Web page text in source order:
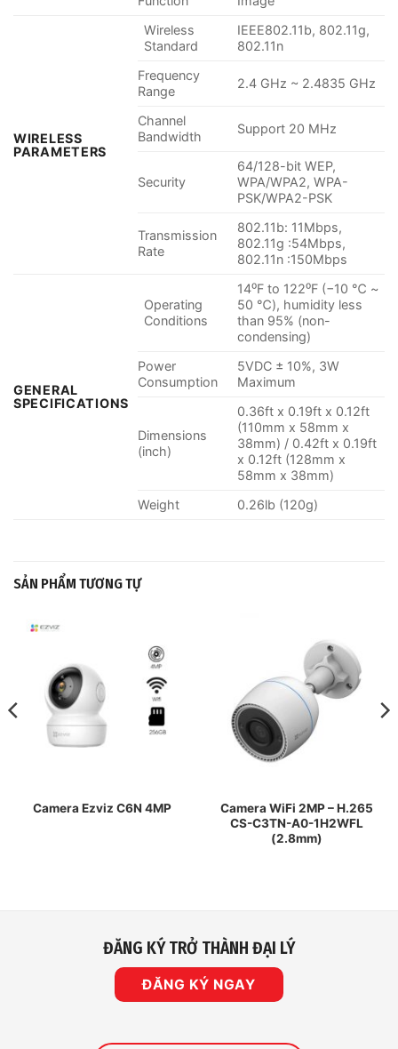
WIRELESS
PARAMETERS
Wireless
Standard
IEEE802.11b, 802.11g,
802.11n
Frequency
Range
2.4 GHz ~ 2.4835 GHz
Channel
Bandwidth
Support 20 MHz
Security
64/128-bit WEP,
WPA/WPA2, WPA-
PSK/WPA2-PSK
Transmission
Rate
802.11b: 11Mbps,
802.11g :54Mbps,
802.11n :150Mbps
GENERAL
SPECIFICATIONS
Operating
Conditions
14⁰F to 122⁰F (−10 ℃ ~
50 ℃), humidity less
than 95% (non-
condensing)
Power
Consumption
5VDC ± 10%, 3W
Maximum
Dimensions
(inch)
0.36ft x 0.19ft x 0.12ft
(110mm x 58mm x
38mm) / 0.42ft x 0.19ft
x 0.12ft (128mm x
58mm x 38mm)
Weight
0.26lb (120g)
SẢN PHẨM TƯƠNG TỰ
Camera Ezviz C6N 4MP
Camera WiFi 2MP – H.265
CS-C3TN-A0-1H2WFL
(2.8mm)
ĐĂNG KÝ TRỞ THÀNH ĐẠI LÝ
ĐĂNG KÝ NGAY